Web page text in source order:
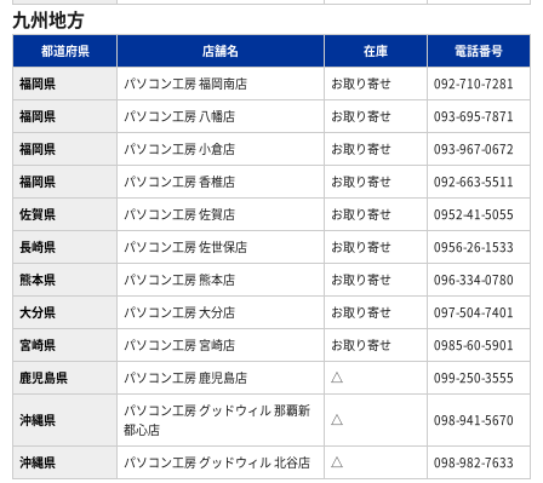
九州地方
都道府県 店舗名 在庫
電話番号
福岡県
パソコン工房 福岡南店 お取り寄せ
092-710-7281
福岡県
パソコン工房 八幡店 お取り寄せ
093-695-7871
福岡県
パソコン工房 小倉店 お取り寄せ
093-967-0672
福岡県
パソコン工房 香椎店 お取り寄せ
092-663-5511
佐賀県
パソコン工房 佐賀店 お取り寄せ
0952-41-5055
長崎県
パソコン工房 佐世保店 お取り寄せ
0956-26-1533
熊本県
パソコン工房 熊本店 お取り寄せ
096-334-0780
大分県
パソコン工房 大分店 お取り寄せ
097-504-7401
宮崎県
パソコン工房 宮崎店 お取り寄せ
0985-60-5901
鹿児島県
パソコン工房 鹿児島店 △ 099-250-3555
沖縄県
パソコン工房 グッドウィル 那覇新
都心店
△ 098-941-5670
沖縄県 パソコン工房 グッドウィル 北谷店 △ 098-982-7633